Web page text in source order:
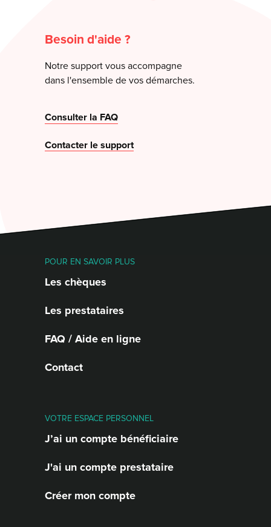
Besoin d'aide ?
Notre support vous accompagne
dans l'ensemble de vos démarches.
Consulter la FAQ
Contacter le support
POUR EN SAVOIR PLUS
Les chèques
Les prestataires
FAQ / Aide en ligne
Contact
VOTRE ESPACE PERSONNEL
J’ai un compte bénéficiaire
J'ai un compte prestataire
Créer mon compte